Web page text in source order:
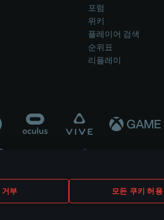
거부 모든 쿠키 허용
포럼
위키
플레이어 검색
순위표
리플레이
는 홍보에 참여하지 않습니다..